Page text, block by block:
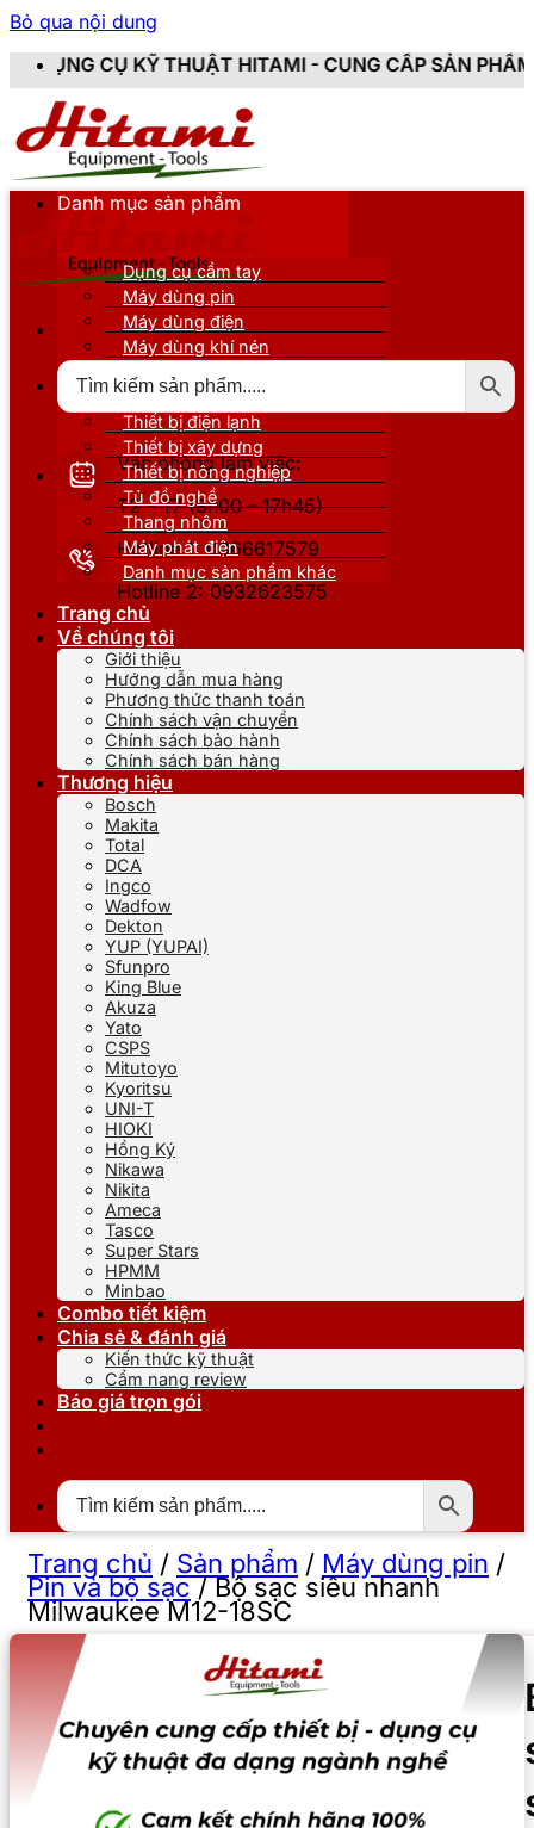
Bỏ qua nội dung
HITAMI - CUNG CẤP SẢN PHẨM CHÍNH HÃNG,
Văn phòng làm việc:
T2 - T7 (8h00 - 17h45)
Hotline 1: 0866617579
Hotline 2: 0932623575
Danh mục sản phẩm
Dụng cụ cầm tay
Máy dùng pin
Máy dùng điện
Máy dùng khí nén
Thiết bị nâng đỡ
Thiết bị điện lạnh
Thiết bị xây dựng
Thiết bị nông nghiệp
Tủ đồ nghề
Thang nhôm
Máy phát điện
Danh mục sản phẩm khác
Trang chủ
Về chúng tôi
Giới thiệu
Hướng dẫn mua hàng
Phương thức thanh toán
Chính sách vận chuyển
Chính sách bảo hành
Chính sách bán hàng
Thương hiệu
Bosch
Makita
Total
DCA
Ingco
Wadfow
Dekton
YUP (YUPAI)
Sfunpro
King Blue
Akuza
Yato
CSPS
Mitutoyo
Kyoritsu
UNI-T
HIOKI
Hồng Ký
Nikawa
Nikita
Ameca
Tasco
Super Stars
HPMM
Minbao
Combo tiết kiệm
Chia sẻ & đánh giá
Kiến thức kỹ thuật
Cẩm nang review
Báo giá trọn gói
Trang chủ / Sản phẩm / Máy dùng pin /
Pin và bộ sạc/Bộ sạc siêu nhanh
Milwaukee M12-18SC